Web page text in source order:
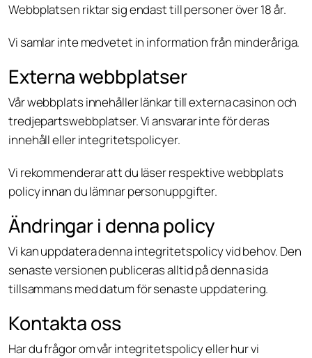
Webbplatsen riktar sig endast till personer över 18 år.
Vi samlar inte medvetet in information från minderåriga.
Externa webbplatser
Vår webbplats innehåller länkar till externa casinon och
tredjepartswebbplatser. Vi ansvarar inte för deras
innehåll eller integritetspolicyer.
Vi rekommenderar att du läser respektive webbplats
policy innan du lämnar personuppgifter.
Ändringar i denna policy
Vi kan uppdatera denna integritetspolicy vid behov. Den
senaste versionen publiceras alltid på denna sida
tillsammans med datum för senaste uppdatering.
Kontakta oss
Har du frågor om vår integritetspolicy eller hur vi